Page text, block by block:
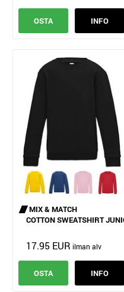
OSTA INFO
MIX & MATCH
COTTON SWEATSHIRT
17.95 EUR
OSTA INFO